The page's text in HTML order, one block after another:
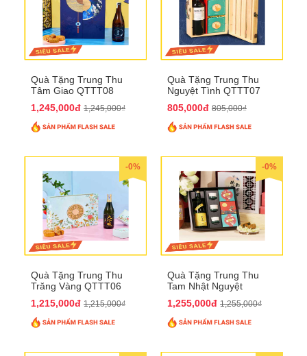
Quà Tặng Trung Thu
Tâm Giao QTTT08
1,245,000đ 1,245,000₫
Quà Tặng Trung Thu
Nguyệt Tình QTTT07
805,000đ 805,000₫
-0%
Quà Tặng Trung Thu
Trăng Vàng QTTT06
1,215,000đ 1,215,000₫
-0%
Quà Tặng Trung Thu
Tam Nhật Nguyệt
1,255,000đ 1,255,000₫